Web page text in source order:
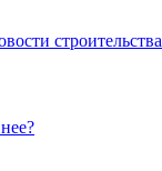
строительства